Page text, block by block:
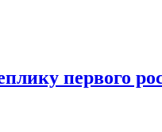
первого